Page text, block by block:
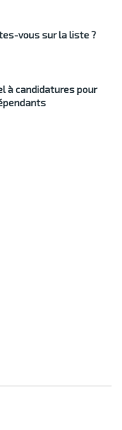
vous sur la liste ?
à candidatures pour